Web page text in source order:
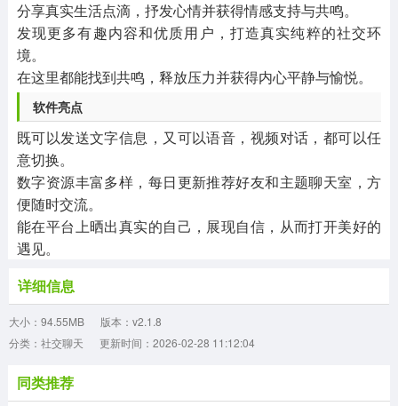
分享真实生活点滴，抒发心情并获得情感支持与共鸣。
发现更多有趣内容和优质用户，打造真实纯粹的社交环
境。
在这里都能找到共鸣，释放压力并获得内心平静与愉悦。
软件亮点
既可以发送文字信息，又可以语音，视频对话，都可以任
意切换。
数字资源丰富多样，每日更新推荐好友和主题聊天室，方
便随时交流。
能在平台上晒出真实的自己，展现自信，从而打开美好的
遇见。
详细信息
大小：94.55MB
版本：v2.1.8
分类：社交聊天
更新时间：2026-02-28 11:12:04
同类推荐